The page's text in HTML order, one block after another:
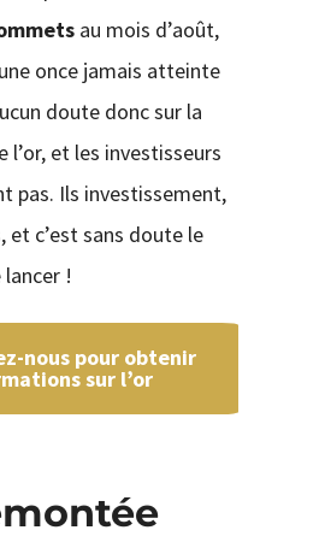
au mois d’août,
once jamais atteinte
doute donc sur la
l’or, et les investisseurs
pas. Ils investissement,
et c’est sans doute le
!
nous pour obtenir
sur l’or